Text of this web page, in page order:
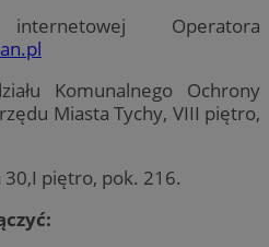
Operatora
Komunalnego Ochrony
Miasta Tychy, VIII piętro,
30,I piętro, pok. 216.